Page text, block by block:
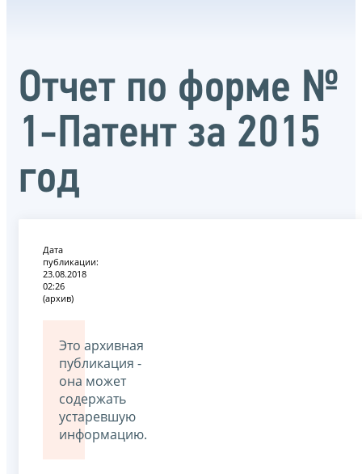
Отчет по форме №
1-Патент за 2015
год
Дата
публикации:
23.08.2018
02:26
(архив)
Это архивная
публикация -
она может
содержать
устаревшую
информацию.